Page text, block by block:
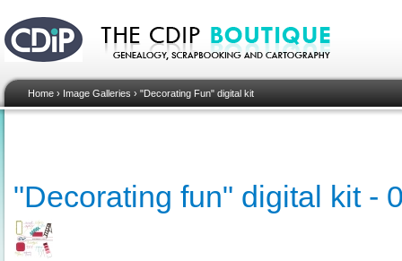
Home › Image Galleries › "Decorating Fun" digital kit
"Decorating fun" digital kit -